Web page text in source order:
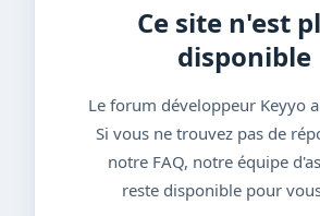
Ce site n'est
disponible
Le forum développeur Keyyo
Si vous ne trouvez pas de
notre FAQ, notre équipe
reste disponible pour